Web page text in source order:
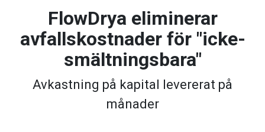
FlowDrya eliminerar
avfallskostnader för "icke-
smältningsbara"
Avkastning på kapital levererat på
månader